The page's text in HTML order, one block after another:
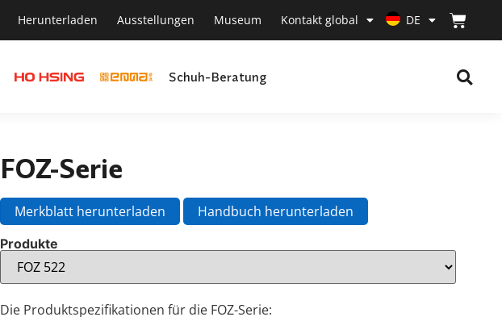
Herunterladen Ausstellungen Museum Kontakt global DE
Schuh-Beratung
FOZ-Serie
Merkblatt herunterladen Handbuch herunterladen
Produkte
Die Produktspezifikationen für die FOZ-Serie: